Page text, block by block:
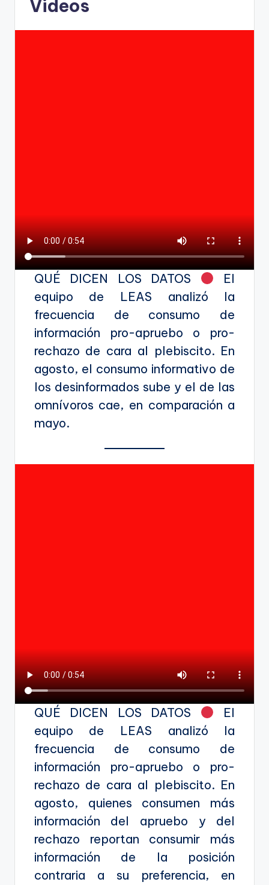
Videos
QUÉ DICEN LOS DATOS
El
equipo de LEAS analizó la
frecuencia de consumo de
información pro-apruebo o pro-
rechazo de cara al plebiscito. En
agosto, el consumo informativo de
los desinformados sube y el de las
omnívoros cae, en comparación a
mayo.
QUÉ DICEN LOS DATOS
El
equipo de LEAS analizó la
frecuencia de consumo de
información pro-apruebo o pro-
rechazo de cara al plebiscito. En
agosto, quienes consumen más
información del apruebo y del
rechazo reportan consumir más
información de la posición
contraria a su preferencia, en